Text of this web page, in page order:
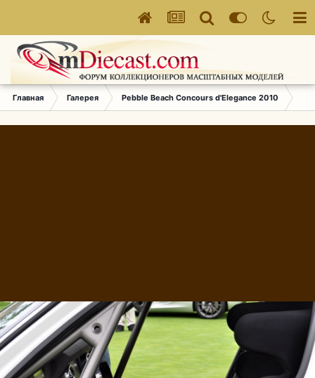
Главная Галерея Pebble Beach Concours d'Elegance 2010